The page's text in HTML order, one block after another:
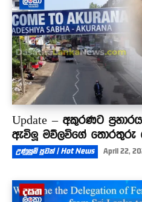
Update – අකුරණට
ඇවිලූ මව්ලවිගේ තොරතුරු
උණුසුම් පුවත් | Hot News April 22,